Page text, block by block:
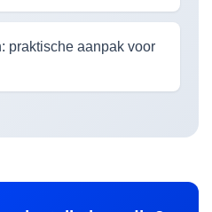
praktische aanpak voor